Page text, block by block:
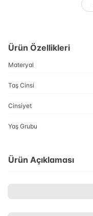
Ürün Özellikleri
Materyal
Taş Cinsi
Cinsiyet
Yaş Grubu
Ürün Açıklaması